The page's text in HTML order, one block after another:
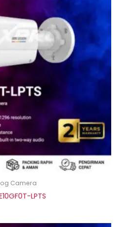
Camera
LPTS